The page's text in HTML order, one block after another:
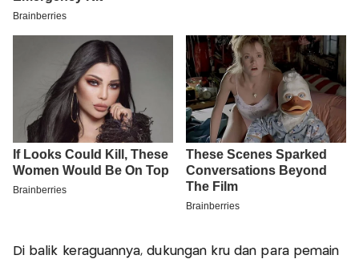
Di balik keraguannya, dukungan kru dan para pemain